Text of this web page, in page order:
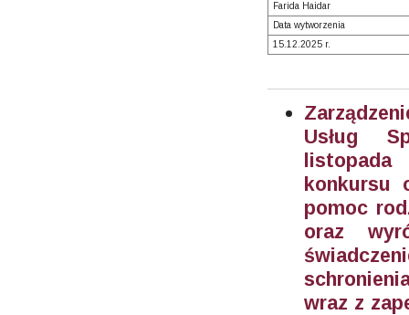
Farida Haidar
Data wytworzenia
15.12.2025 r.
Usług
konkursu
pomoc
oraz
wraz z